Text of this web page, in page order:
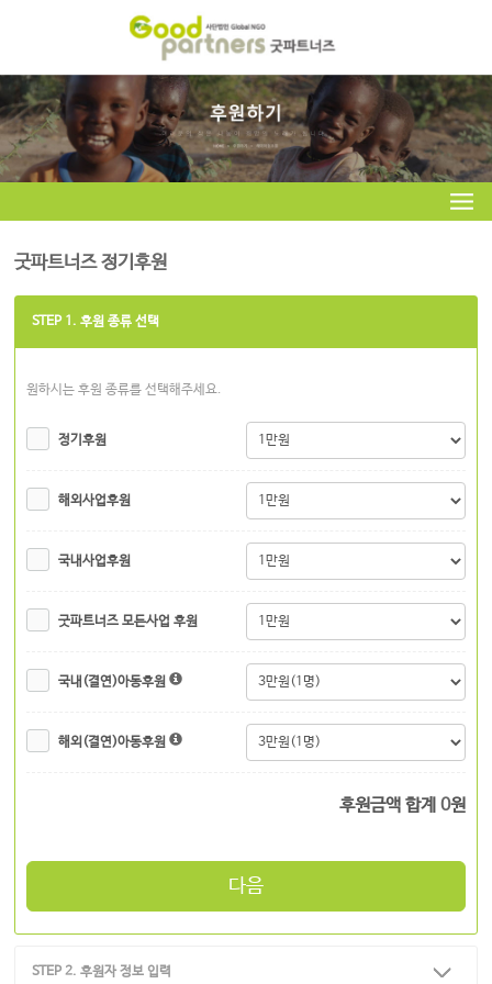
굿파트너즈 정기후원
STEP 1. 후원 종류 선택
원하시는 후원 종류를 선택해주세요.
정기후원
해외사업후원
국내사업후원
굿파트너즈 모든사업 후원
국내(결연)아동후원
해외(결연)아동후원
후원금액 합계 0원
다음
STEP 2. 후원자 정보 입력